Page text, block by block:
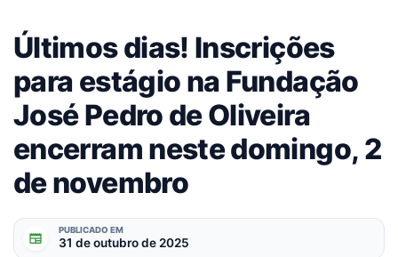
Últimos dias! Inscrições
para estágio na Fundação
José Pedro de Oliveira
encerram neste domingo, 2
de novembro
newspaper
PUBLICADO EM
31 de outubro de 2025